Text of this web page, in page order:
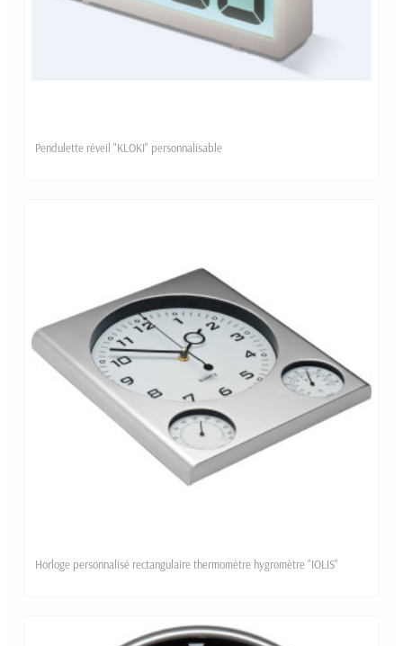
Pendulette réveil "KLOKI" personnalisable
Horloge personnalisé rectangulaire thermomètre hygromètre "IOLIS"